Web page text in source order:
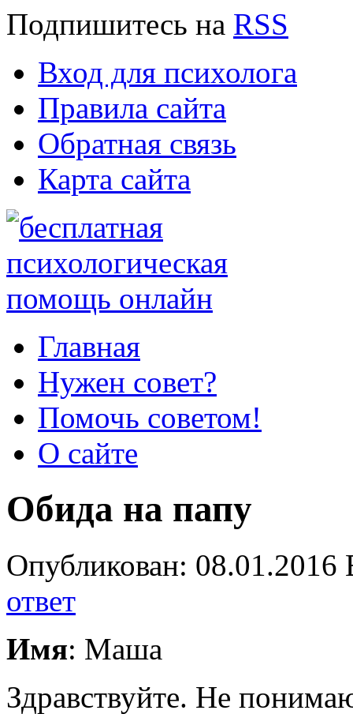
Подпишитесь на RSS
Вход для психолога
Правила сайта
Обратная связь
Карта сайта
Главная
Нужен совет?
Помочь советом!
О сайте
Обида на папу
Опубликован:
ответ
Имя: Маша
Здравствуйте. Не